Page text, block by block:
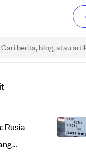
Cari berita, blog, atau
Rusia